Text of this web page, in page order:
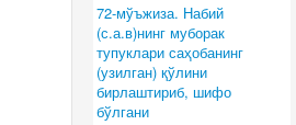
72-мўъжиза. Набий
(с.а.в)нинг муборак
тупуклари саҳобанинг
(узилган) қўлини
бирлаштириб, шифо
бўлгани